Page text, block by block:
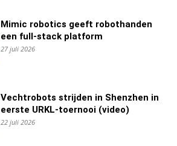
Mimic robotics geeft robothanden
een full-stack platform
27 juli 2026
Vechtrobots strijden in Shenzhen in
eerste URKL-toernooi (video)
22 juli 2026